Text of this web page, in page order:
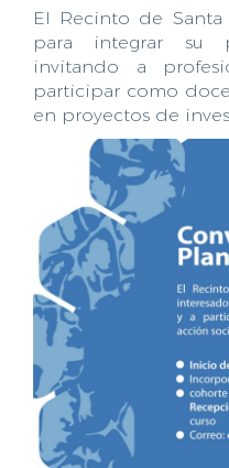
El Recinto de Santa
para integrar su
invitando a
participar como
en proyectos de